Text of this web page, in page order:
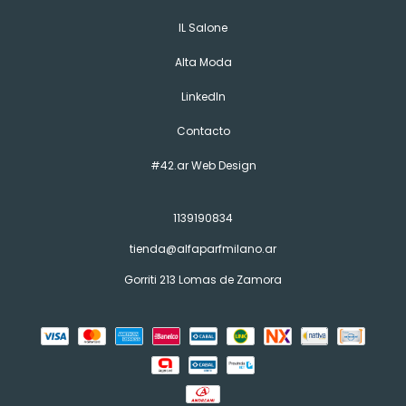
IL Salone
Alta Moda
LinkedIn
Contacto
#42.ar Web Design
1139190834
tienda@alfaparfmilano.ar
Gorriti 213 Lomas de Zamora